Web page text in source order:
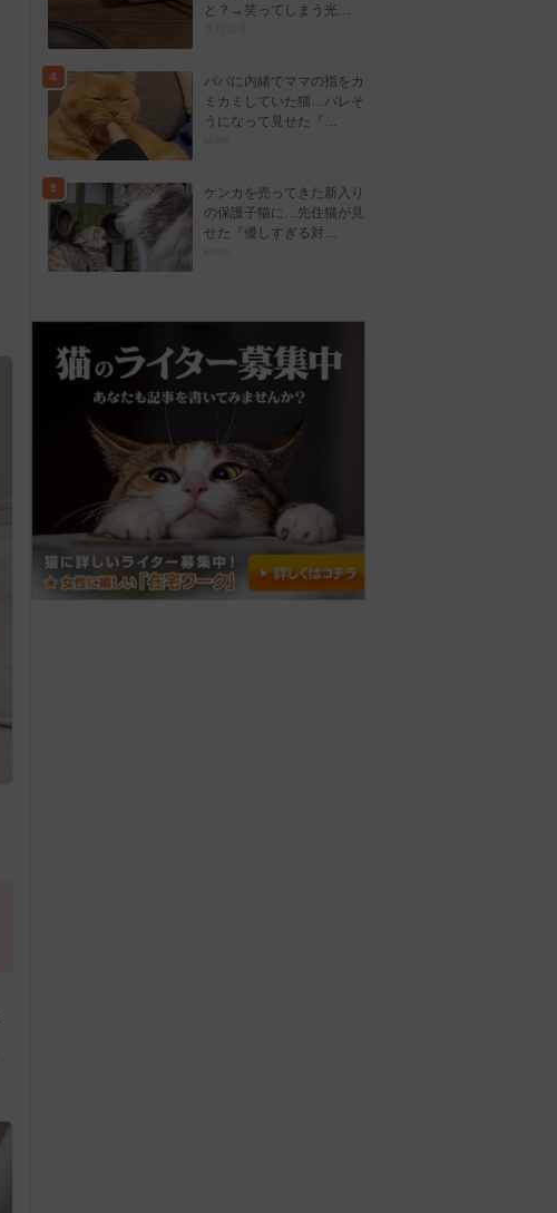
と？→笑ってしまう光…
4
パパに内緒でママの指をカ
ミカミしていた猫…バレそ
うになって見せた『…
5
ケンカを売ってきた新入り
の保護子猫に…先住猫が見
せた『優しすぎる対…